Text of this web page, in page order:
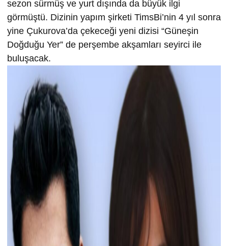
sezon sürmüş ve yurt dışında da büyük ilgi
görmüştü. Dizinin yapım şirketi TimsBi’nin 4 yıl sonra
yine Çukurova’da çekeceği yeni dizisi “Güneşin
Doğduğu Yer” de perşembe akşamları seyirci ile
buluşacak.